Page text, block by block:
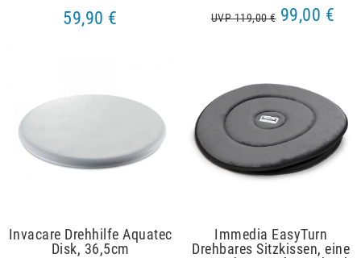
59,90 € UVP 119,00 € 99,00 €
Invacare Drehhilfe Aquatec
Disk, 36,5cm
Immedia EasyTurn
Drehbares Sitzkissen, eine